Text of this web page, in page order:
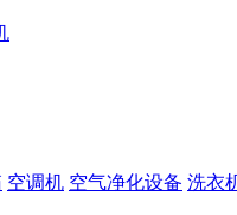
空调机 空气净化设备 洗衣